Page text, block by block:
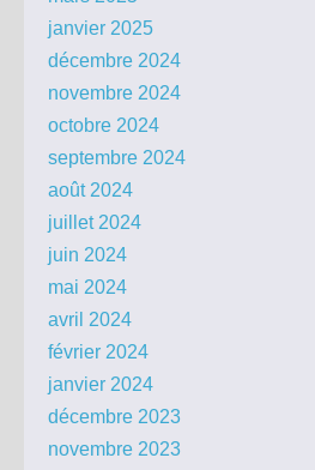
janvier 2025
décembre 2024
novembre 2024
octobre 2024
septembre 2024
août 2024
juillet 2024
juin 2024
mai 2024
avril 2024
février 2024
janvier 2024
décembre 2023
novembre 2023